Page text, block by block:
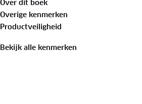
solitary hermitages, stone books
glacier between blood-red rock
ferratas to travel along in
fabled spirits of the air …
Over dit boek
Overige kenmerken
Productveiligheid
Bekijk alle kenmerken